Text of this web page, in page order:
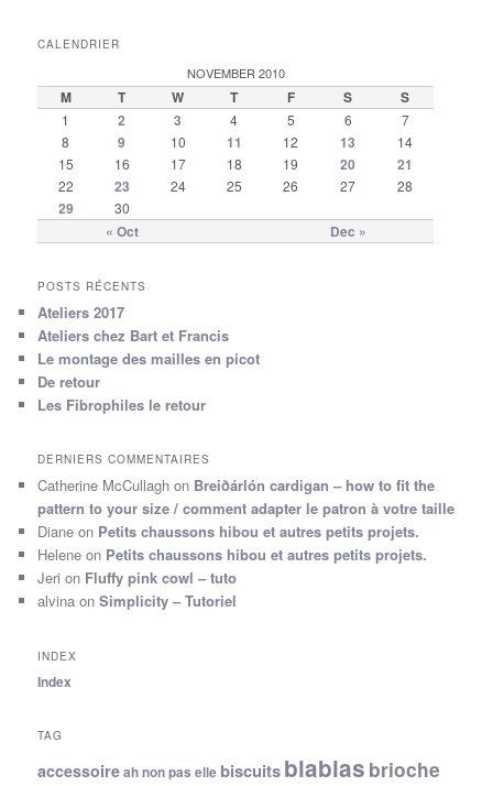
CALENDRIER
NOVEMBER 2010
M T W T F S S
« Oct Dec »
1 2 3 4 5 6
7
8
9 10 11 12 13
14
15
16 17 18 19 20 21
22 23 24 25 26 27 28
29 30
POSTS RÉCENTS
Ateliers 2017
Ateliers chez Bart et Francis
Le montage des mailles en picot
De retour
Les Fibrophiles le retour
DERNIERS COMMENTAIRES
Catherine McCullagh on Breiðárlón cardigan – how to fit the
pattern to your size / comment adapter le patron à votre taille
Diane on Petits chaussons hibou et autres petits projets.
Helene on Petits chaussons hibou et autres petits projets.
Jeri on Fluffy pink cowl – tuto
alvina onSimplicity – Tutoriel
INDEX
Index
TAG
accessoireah non pas elle biscuitsblablas brioche